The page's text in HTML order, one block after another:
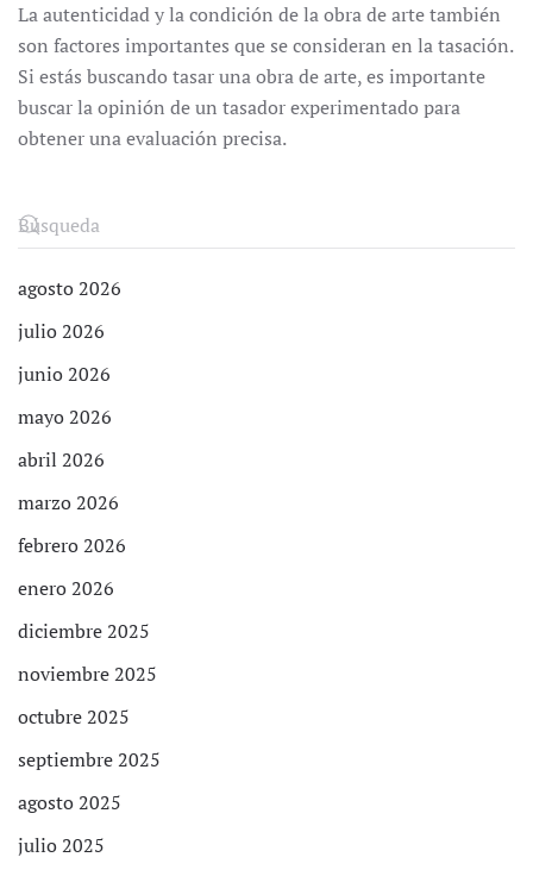
La autenticidad y la condición de la obra de arte también
son factores importantes que se consideran en la tasación.
Si estás buscando tasar una obra de arte, es importante
buscar la opinión de un tasador experimentado para
obtener una evaluación precisa.
agosto 2026
julio 2026
junio 2026
mayo 2026
abril 2026
marzo 2026
febrero 2026
enero 2026
diciembre 2025
noviembre 2025
octubre 2025
septiembre 2025
agosto 2025
julio 2025